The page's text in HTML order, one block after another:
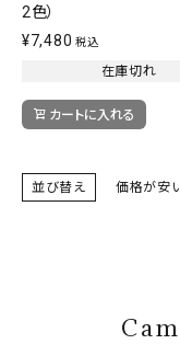
2色）
¥7,480 税込
在庫切れ
カートに入れる
並び替え 価格が安